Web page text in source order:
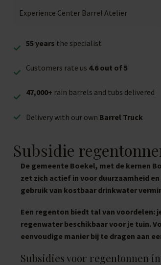
Experience Center Barrel Atelier
55 years the specialist
Customers rate us 4.6 out of 5
47,000+ rain barrels and tubs delivered
Delivery with our own Barrel Truck
Subsidie
De gemeente Boekel, met de kernen
zet zich actief in voor duurzaamheid
gebruik van kostbaar drinkwater
Een regenton biedt tal van voordelen:
regenwater beschikbaar voor je tuin.
eenvoudige manier bij te dragen aan
Subsidies voor regentonnen